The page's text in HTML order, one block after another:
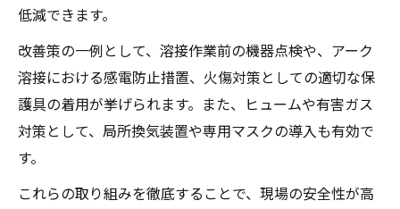
低減できます。
改善策の一例として、溶接作業前の機器点検や、アーク
溶接における感電防止措置、火傷対策としての適切な保
護具の着用が挙げられます。また、ヒュームや有害ガス
対策として、局所換気装置や専用マスクの導入も有効で
す。
これらの取り組みを徹底することで、現場の安全性が高